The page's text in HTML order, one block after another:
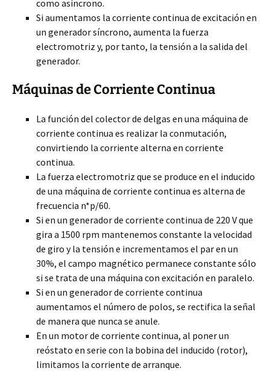
como asíncrono.
Si aumentamos la corriente continua de excitación en
un generador síncrono, aumenta la fuerza
electromotriz y, por tanto, la tensión a la salida del
generador.
Máquinas de Corriente Continua
La función del colector de delgas en una máquina de
corriente continua es realizar la conmutación,
convirtiendo la corriente alterna en corriente
continua.
La fuerza electromotriz que se produce en el inducido
de una máquina de corriente continua es alterna de
frecuencia n*p/60.
Si en un generador de corriente continua de 220 V que
gira a 1500 rpm mantenemos constante la velocidad
de giro y la tensión e incrementamos el par en un
30%, el campo magnético permanece constante sólo
si se trata de una máquina con excitación en paralelo.
Si en un generador de corriente continua
aumentamos el número de polos, se rectifica la señal
de manera que nunca se anule.
En un motor de corriente continua, al poner un
reóstato en serie con la bobina del inducido (rotor),
limitamos la corriente de arranque.